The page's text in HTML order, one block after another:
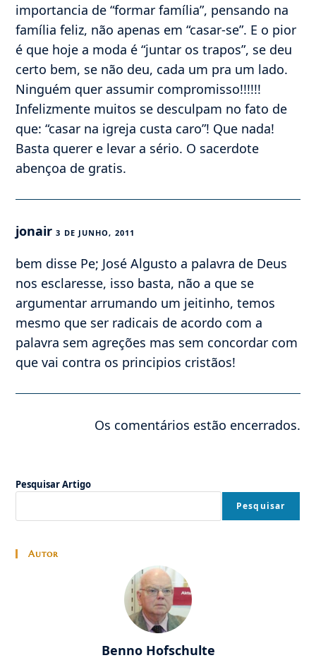
importancia de “formar família”, pensando na
família feliz, não apenas em “casar-se”. E o pior
é que hoje a moda é “juntar os trapos”, se deu
certo bem, se não deu, cada um pra um lado.
Ninguém quer assumir compromisso!!!!!!
Infelizmente muitos se desculpam no fato de
que: “casar na igreja custa caro”! Que nada!
Basta querer e levar a sério. O sacerdote
abençoa de gratis.
jonair3 DE JUNHO, 2011
bem disse Pe; José Algusto a palavra de Deus
nos esclaresse, isso basta, não a que se
argumentar arrumando um jeitinho, temos
mesmo que ser radicais de acordo com a
palavra sem agreções mas sem concordar com
que vai contra os principios cristãos!
Os comentários estão encerrados.
Pesquisar Artigo
Pesquisar
Autor
Benno Hofschulte